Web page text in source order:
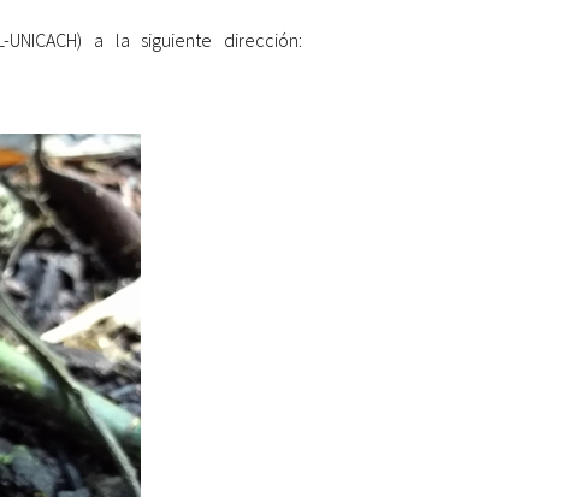
a la siguiente dirección: